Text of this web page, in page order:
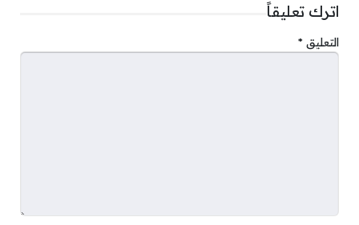
اترك تعليقاً
التعليق *